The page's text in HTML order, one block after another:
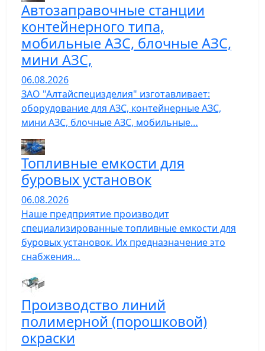
Автозаправочные станции
контейнерного типа,
мобильные АЗС, блочные АЗС,
мини АЗС,
06.08.2026
ЗАО "Алтайспецизделия" изготавливает:
оборудование для АЗС, контейнерные АЗС,
мини АЗС, блочные АЗС, мобильные…
Топливные емкости для
буровых установок
06.08.2026
Наше предприятие производит
специализированные топливные емкости для
буровых установок. Их предназначение это
снабжения…
Производство линий
полимерной (порошковой)
окраски